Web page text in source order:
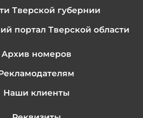
Тверской губернии
портал Тверской области
Архив номеров
Наши клиенты